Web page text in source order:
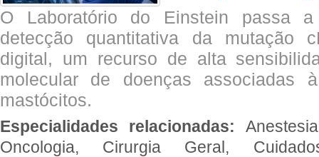
O Laboratório do Einstein passa
detecção quantitativa da mutação
digital, um recurso de alta
molecular de doenças associadas
mastócitos.
Especialidades relacionadas:
Oncologia, Cirurgia Geral,